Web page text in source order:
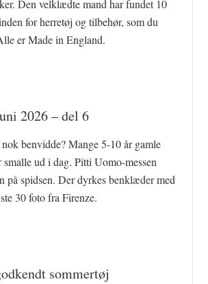
Den velklædte mand har fundet 10
for herretøj og tilbehør, som du
er Made in England.
2026 – del 6
benvidde? Mange 5-10 år gamle
smalle ud i dag. Pitti Uomo-messen
på spidsen. Der dyrkes benklæder med
30 foto fra Firenze.
sommertøj